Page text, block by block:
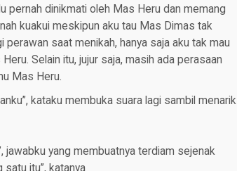
pernah dinikmati oleh Mas Heru dan memang
kuakui meskipun aku tau Mas Dimas tak
saat menikah, hanya saja aku tak mau
Selain itu, jujur saja, masih ada perasaan
Mas Heru.
kataku membuka suara lagi sambil menarik
jawabku yang membuatnya terdiam sejenak
satu itu”, katanya